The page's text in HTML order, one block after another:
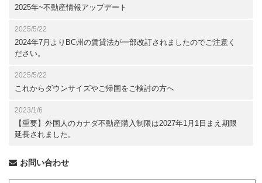
2025年~不動産情報アップデート
2025/5/22
2024年7月よりBC州の賃貸法が一部改訂されましたのでご注意く
ださい。
2025/5/22
これからダウンサイズやご帰国をご検討の方へ
2023/1/6
【重要】外国人のカナダ不動産購入制限は2027年1月1日まえ期限
延長されました。
お問い合わせ